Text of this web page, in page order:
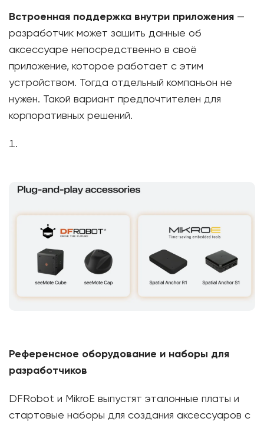
Встроенная поддержка внутри приложения —
разработчик может зашить данные об
аксессуаре непосредственно в своё
приложение, которое работает с этим
устройством. Тогда отдельный компаньон не
нужен. Такой вариант предпочтителен для
корпоративных решений.
Референсное оборудование и наборы для
разработчиков
DFRobot и MikroE выпустят эталонные платы и
стартовые наборы для создания аксессуаров с